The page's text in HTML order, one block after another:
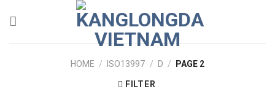
HOME / ISO13997 / D / PAGE 2
FILTER